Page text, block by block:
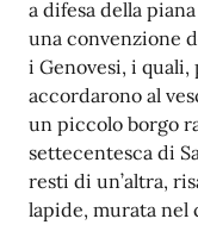
a difesa della
una convenzione
i Genovesi, i quali,
accordarono al
un piccolo borgo
settecentesca di
resti di un’altra,
lapide, murata nel